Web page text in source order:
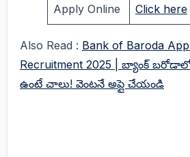
Apply Online Click here
Also Read : Bank of Baroda
Recruitment 2025 | బ్యాంక్
ఉంటే చాలు! వెంటనే అప్లై చేయండి